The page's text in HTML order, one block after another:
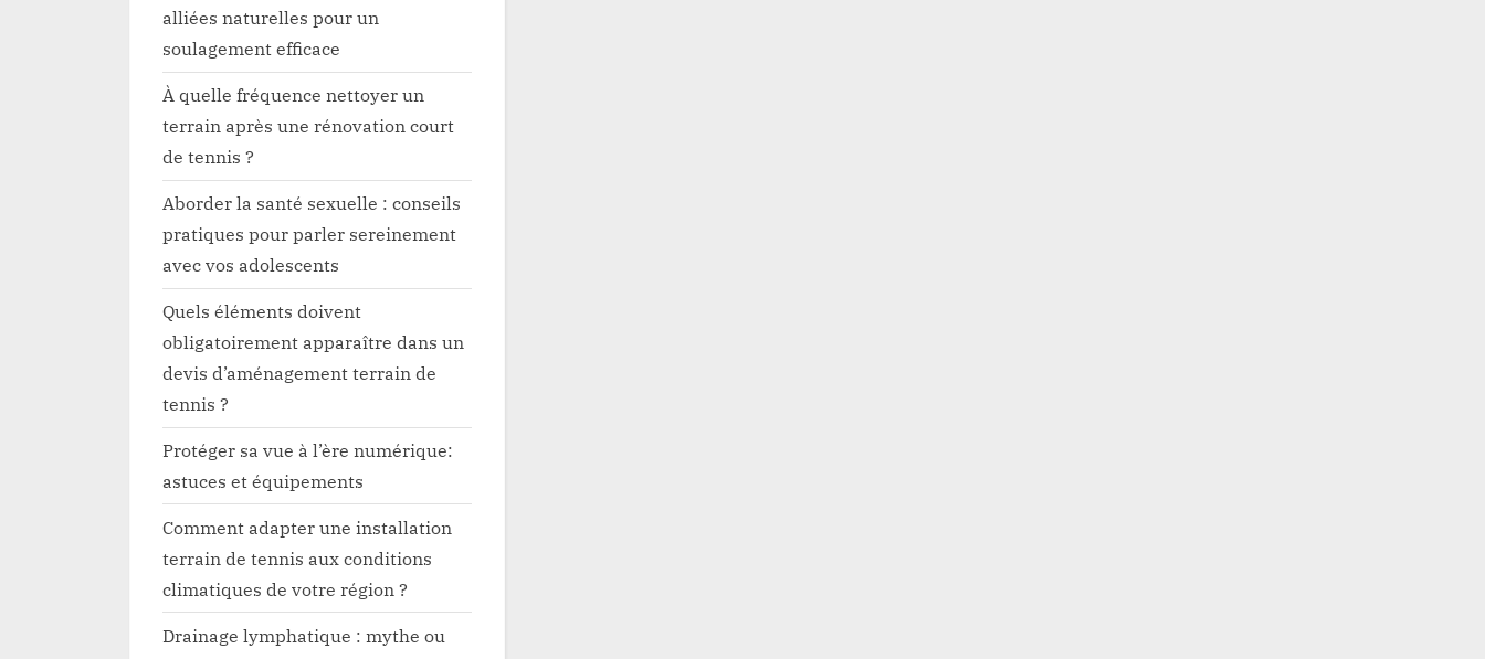
alliées naturelles pour un
soulagement efficace
À quelle fréquence nettoyer un
terrain après une rénovation court
de tennis ?
Aborder la santé sexuelle : conseils
pratiques pour parler sereinement
avec vos adolescents
Quels éléments doivent
obligatoirement apparaître dans un
devis d’aménagement terrain de
tennis ?
Protéger sa vue à l’ère numérique:
astuces et équipements
Comment adapter une installation
terrain de tennis aux conditions
climatiques de votre région ?
Drainage lymphatique : mythe ou